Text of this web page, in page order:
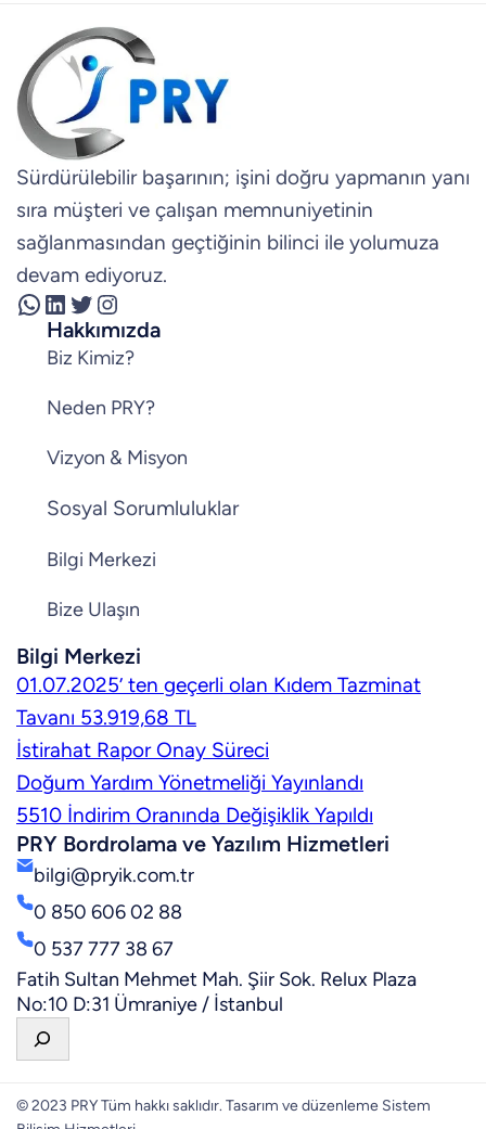
Sürdürülebilir başarının; işini doğru yapmanın yanı
sıra müşteri ve çalışan memnuniyetinin
sağlanmasından geçtiğinin bilinci ile yolumuza
devam ediyoruz.
WhatsApp LinkedIn Twitter Instagram
Hakkımızda
Biz Kimiz?
Neden PRY?
Vizyon & Misyon
Sosyal Sorumluluklar
Bilgi Merkezi
Bize Ulaşın
Bilgi Merkezi
01.07.2025’ ten geçerli olan Kıdem Tazminat
Tavanı 53.919,68 TL
İstirahat Rapor Onay Süreci
Doğum Yardım Yönetmeliği Yayınlandı
5510 İndirim Oranında Değişiklik Yapıldı
PRY Bordrolama ve Yazılım Hizmetleri
bilgi@pryik.com.tr
0 850 606 02 88
0 537 777 38 67
Fatih Sultan Mehmet Mah. Şiir Sok. Relux Plaza
No:10 D:31 Ümraniye / İstanbul
r
© 2023 PRY Tüm hakkı saklıdır. Tasarım ve düzenleme Sistem